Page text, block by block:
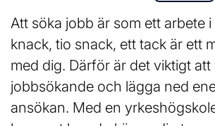
Att söka jobb är som ett arbete
knack, tio snack, ett tack är ett
med dig. Därför är det viktigt
jobbsökande och lägga ned
ansökan. Med en